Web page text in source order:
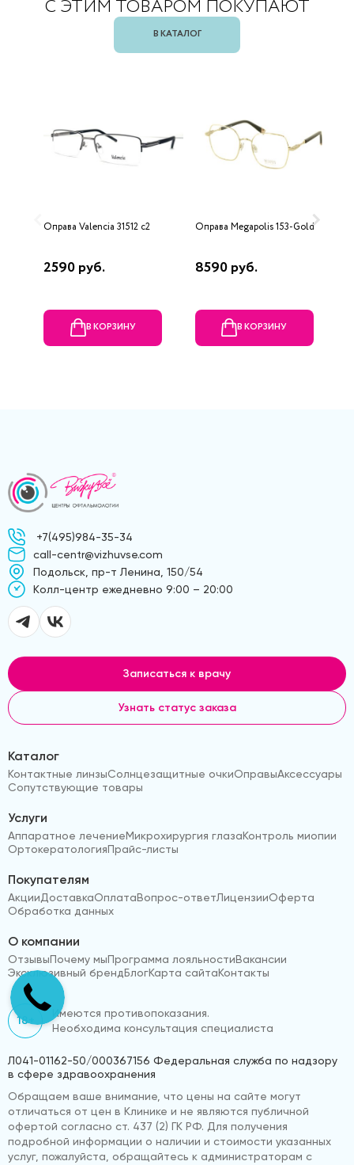
С ЭТИМ ТОВАРОМ ПОКУПАЮТ
В КАТАЛОГ
Оправа Valencia 31512 с2
2590 руб.
В КОРЗИНУ
Оправа Megapolis 153-Gold
8590 руб.
В КОРЗИНУ
+7(495)984-35-34
call-centr@vizhuvse.com
Подольск, пр-т Ленина, 150/54
Kолл-центр ежедневно 9:00 – 20:00
Записаться к врачу
Узнать статус заказа
Каталог
Контактные линзыСолнцезащитные очкиОправыАксессуары
Сопутствующие товары
Услуги
Аппаратное лечениеМикрохирургия глазаКонтроль миопии
ОртокератологияПрайс-листы
Покупателям
АкцииДоставкаОплатаВопрос-ответЛицензииОферта
Обработка данных
О компании
ОтзывыПочему мыПрограмма лояльностиВакансии
Эксклюзивный брендБлогКарта сайтаКонтакты
18+
Имеются противопоказания.
Необходима консультация специалиста
Л041-01162-50/000367156 Федеральная служба по надзору
в сфере здравоохранения
Обращаем ваше внимание, что цены на сайте могут
отличаться от цен в Клинике и не являются публичной
офертой согласно ст. 437 (2) ГК РФ. Для получения
подробной информации о наличии и стоимости указанных
услуг, пожалуйста, обращайтесь к администраторам с